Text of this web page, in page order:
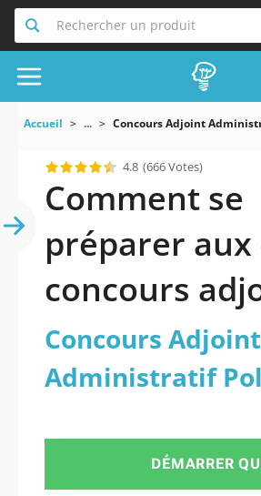
Rechercher un produit
Accueil ... Concours Adjoint
4.8 (666 Votes)
Comment se
préparer aux
concours
administratif
Concours Adjoint
Administratif
DÉMARRER